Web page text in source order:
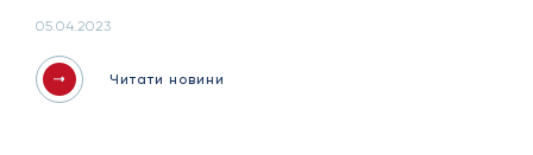
05.04.2023
Читати новини